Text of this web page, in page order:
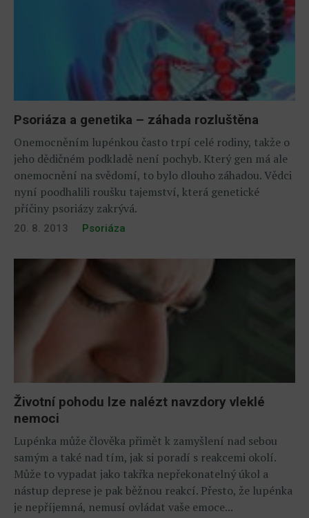
Psoriáza a genetika – záhada rozluštěna
Onemocněním lupénkou často trpí celé rodiny, takže o
jeho dědičném podkladě není pochyb. Který gen má ale
onemocnění na svědomí, to bylo dlouho záhadou. Vědci
nyní poodhalili roušku tajemství, která genetické
příčiny psoriázy zakrývá.
20. 8. 2013 Psoriáza
Životní pohodu lze nalézt navzdory vleklé
nemoci
Lupénka může člověka přimět k zamyšlení nad sebou
samým a také nad tím, jak si poradí s reakcemi okolí.
Může to vypadat jako takřka nepřekonatelný úkol a
nástup deprese je pak běžnou reakcí. Přesto, že lupénka
je nepříjemná, nemusí ovládat vaše emoce...